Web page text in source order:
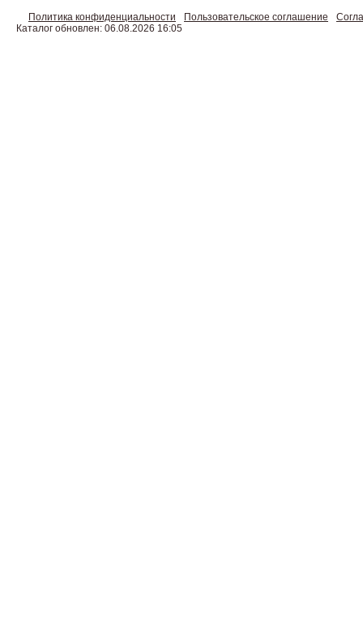
Политика конфиденциальности Пользовательское соглашение
Каталог обновлен: 06.08.2026 16:05